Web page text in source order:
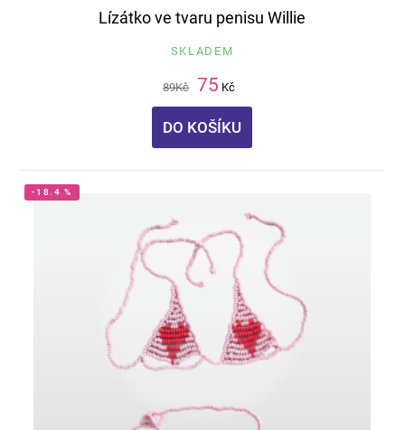
Lízátko ve tvaru penisu Willie
SKLADEM
89Kč 75 Kč
DO KOŠÍKU
-18.4 %